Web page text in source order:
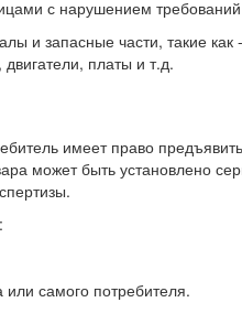
с нарушением
и запасные части, такие
платы и т.д.
имеет право
может быть установлено
или самого потребителя.